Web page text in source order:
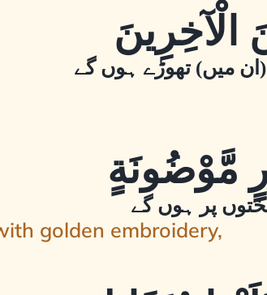
میں) تھوڑے ہوں گے
پر ہوں گے
golden embroidery,